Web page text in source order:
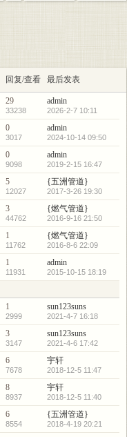
回复/查看 最后发表
29
33238
admin
2026-2-7 10:11
0
3017
admin
2024-10-14 09:50
0
9098
admin
2019-2-15 16:47
5
12027
{五洲管道}
2017-3-26 19:30
3
44762
{燃气管道}
2016-9-16 21:50
1
11762
{燃气管道}
2016-8-6 22:09
1
11931
admin
2015-10-15 18:19
1
2999
sun123suns
2021-4-7 16:18
3
3147
sun123suns
2021-4-6 17:42
6
7678
宇轩
2018-12-5 11:47
8
8937
宇轩
2018-12-5 11:40
6
8554
{五洲管道}
2018-4-19 20:21